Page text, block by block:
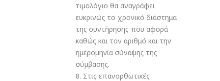
τιμολόγιο θα αναγράφει
ευκρινώς το χρονικό διάστημα
της συντήρησης που αφορά
καθώς και τον αριθμό και την
ημερομηνία σύναψης της
σύμβασης.
8. Στις επανορθωτικές